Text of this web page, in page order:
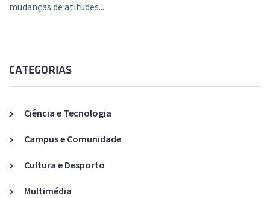
mudanças de atitudes...
CATEGORIAS
Ciência e Tecnologia
Campus e Comunidade
Cultura e Desporto
Multimédia